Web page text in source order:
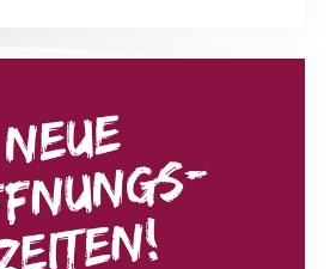
ab 1. August 2026